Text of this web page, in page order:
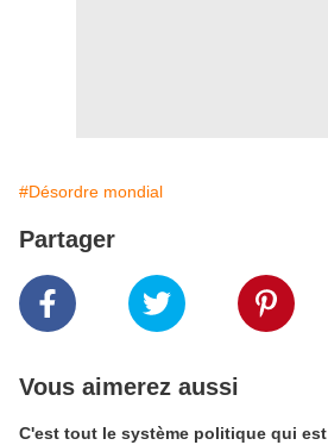
#Désordre mondial
Partager
Vous aimerez aussi
C'est tout le système politique qui est